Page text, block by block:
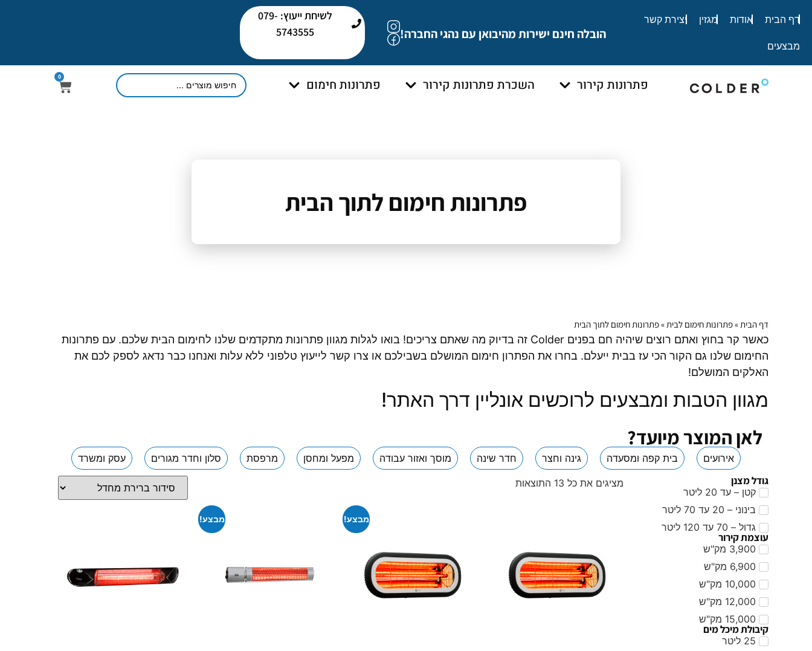
דף הבית
אודות מגזין יצירת קשר
מבצעים
הובלה חינם ישירות מהיבואן עם נהגי החברה!
לשיחת ייעוץ: 079-
5743555
פתרונות קירור השכרת פתרונות קירור פתרונות חימום 0
פתרונות חימום לתוך הבית
דף הבית»פתרונות חימום לבית»פתרונות חימום לתוך הבית
כאשר קר בחוץ ואתם רוצים שיהיה חם בפנים Colder זה בדיוק מה שאתם צריכים! בואו לגלות מגוון פתרונות מתקדמים שלנו לחימום הבית שלכם. עם פתרונות
החימום שלנו גם הקור הכי עז בבית ייעלם. בחרו את הפתרון חימום המושלם בשבילכם או צרו קשר לייעוץ טלפוני ללא עלות ואנחנו כבר נדאג לספק לכם את
האלקים המושלם!
מגוון הטבות ומבצעים לרוכשים אונליין דרך האתר!
לאן המוצר מיועד?
אירועים בית קפה ומסעדה גינה וחצר חדר שינה מוסך ואזור עבודה מפעל ומחסן מרפסת סלון וחדר מגורים עסק ומשרד
גודל מצנן
קטן – עד 20 ליטר
בינוני – 20 עד 70 ליטר
גדול – 70 עד 120 ליטר
עוצמת קירור
3,900 מק"ש
6,900 מק"ש
10,000 מק"ש
12,000 מק"ש
15,000 מק"ש
קיבולת מיכל מים
25 ליטר
מציגים את כל ⁦13⁩ התוצאות
מבצע! מבצע!